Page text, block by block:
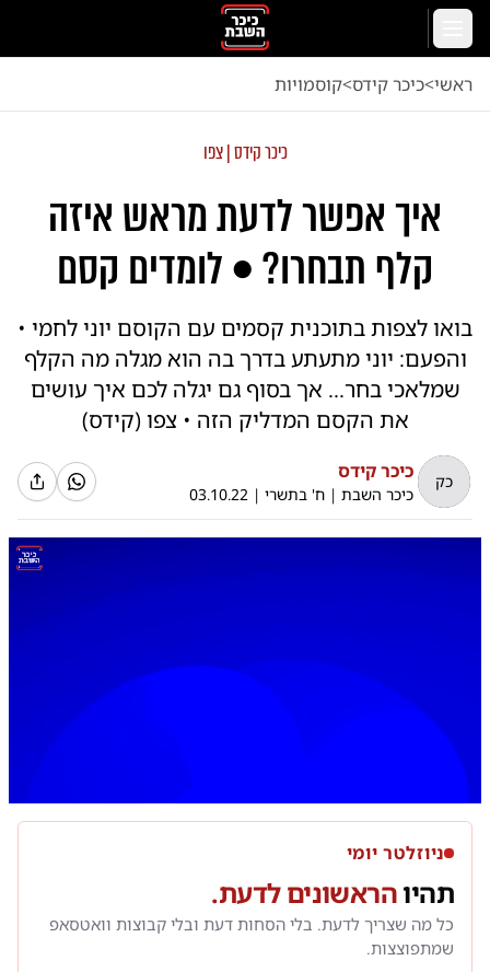
דלג לתוכן הראשי
ראשי<כיכר קידס<קוסמויות
כיכר קידס | צפו
איך אפשר לדעת מראש איזה
קלף תבחרו? • לומדים קסם
בואו לצפות בתוכנית קסמים עם הקוסם יוני לחמי •
והפעם: יוני מתעתע בדרך בה הוא מגלה מה הקלף
שמלאכי בחר... אך בסוף גם יגלה לכם איך עושים
את הקסם המדליק הזה • צפו (קידס)
כק כיכר קידס
כיכר השבת | ח' בתשרי |
03.10.22
ניוזלטר יומי
תהיוהראשונים לדעת.
כל מה שצריך לדעת. בלי הסחות דעת ובלי קבוצות וואטסאפ
שמתפוצצות.